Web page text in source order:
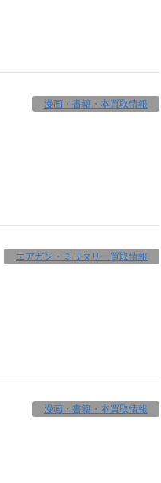
漫画・書籍・本買取情報
エアガン・ミリタリー買取情報
漫画・書籍・本買取情報